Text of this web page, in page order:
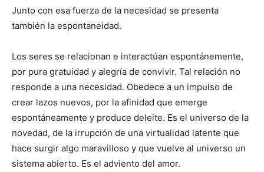
Junto con esa fuerza de la necesidad se presenta
también la espontaneidad.
Los seres se relacionan e interactúan espontánemente,
por pura gratuidad y alegría de convivir. Tal relación no
responde a una necesidad. Obedece a un impulso de
crear lazos nuevos, por la afinidad que emerge
espontáneamente y produce deleite. Es el universo de la
novedad, de la irrupción de una virtualidad latente que
hace surgir algo maravilloso y que vuelve al universo un
sistema abierto. Es el adviento del amor.